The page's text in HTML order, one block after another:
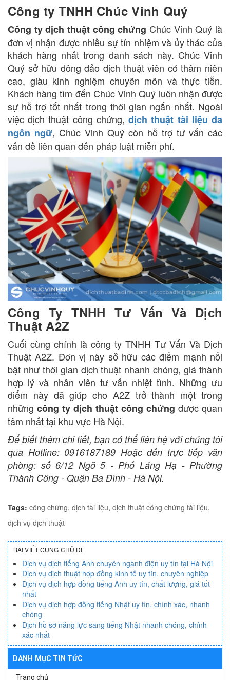
Công ty TNHH Chúc Vinh Quý
Công ty dịch thuật công chứng Chúc Vinh Quý là
đơn vị nhận được nhiều sự tín nhiệm và ủy thác của
khách hàng nhất trong danh sách này. Chúc Vinh
Quý sở hữu đông đảo dịch thuật viên có thâm niên
cao, giàu kinh nghiệm chuyên môn và thực tiễn.
Khách hàng tìm đến Chúc Vinh Quý luôn nhận được
sự hỗ trợ tốt nhất trong thời gian ngắn nhất. Ngoài
việc dịch thuật công chứng,dịch thuật tài liệu đa
ngôn ngữ, Chúc Vinh Quý còn hỗ trợ tư vấn các
vấn đề liên quan đến pháp luật miễn phí.
Công Ty TNHH Tư Vấn Và Dịch
Thuật A2Z
Cuối cùng chính là công ty TNHH Tư Vấn Và Dịch
Thuật A2Z. Đơn vị này sở hữu các điểm mạnh nổi
bật như thời gian dịch thuật nhanh chóng, giá thành
hợp lý và nhân viên tư vấn nhiệt tình. Những ưu
điểm này đã giúp cho A2Z trở thành một trong
những công ty dịch thuật công chứng được quan
tâm nhất tại khu vực Hà Nội.
Để biết thêm chi tiết, bạn có thể liên hệ với chúng tôi
qua Hotline: 0916187189 Hoặc đến trực tiếp văn
phòng: số 6/12 Ngõ 5 - Phố Láng Hạ - Phường
Thành Công - Quận Ba Đình - Hà Nội.
Tags: công chứng, dịch tài liệu, dịch thuật công chứng tài liệu,
dịch vụ dịch thuật
BÀI VIẾT CÙNG CHỦ ĐỀ
Dịch vụ dịch tiếng Anh chuyên ngành điện uy tín tại Hà Nội
Dịch vụ dịch thuật hợp đồng kinh tế uy tín, chuyên nghiệp
Dịch vụ dịch hợp đồng tiếng Anh uy tín, chất lượng, giá tốt
nhất
Dịch vụ dịch hợp đồng tiếng Nhật uy tín, chính xác, nhanh
chóng
Dịch hồ sơ năng lực sang tiếng Nhật nhanh chóng, chính
xác nhất
DANH MỤC TIN TỨC
Trang chủ